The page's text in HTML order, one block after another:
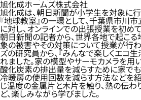
旭化成ホームズ株式会社
旭化成は、朝日新聞が小学生を対象に
『地球教室』の一環として、千葉県市川
に対し、オンラインでの出張授業を初め
朝日新聞の記者から、世界各地で起こ
象の被害やその対策について授業が行
ズの研究員から、『みんなで楽しくエコ
れました。家の模型やサーモカメラを用
酸化炭素の排出量を減らすために家でも
冷暖房の使用回数を減らす方法などを
じ温度の金属片と木片を触り、熱の伝
ど、楽しみながら学びました。